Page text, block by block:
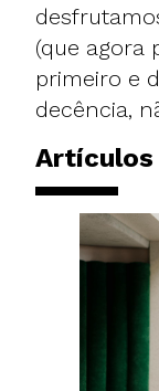
(que agora
primeiro e
decência,
Artículos